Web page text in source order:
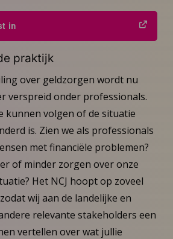
in
praktijk
over geldzorgen wordt nu
verspreid onder professionals.
kunnen volgen of de situatie
is. Zien we als professionals
met financiële problemen?
of minder zorgen over onze
Het NCJ hoopt op zoveel
wij aan de landelijke en
relevante stakeholders een
vertellen over wat jullie